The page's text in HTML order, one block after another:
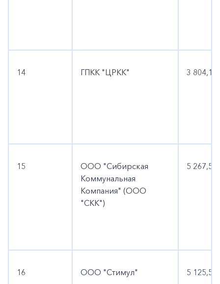
14 ГПКК "ЦРКК" 3 804,1
15
ООО "Сибирская
Коммунальная
Компания" (ООО
"СКК")
5 267,5
16 ООО "Стимул" 5 125,5